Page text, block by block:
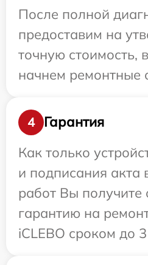
После полной
предоставим на
точную стоимость,
начнем ремонтные
4
Гарантия
Как только
и подписания
работ Вы
гарантию на
iCLEBO сроком до 3